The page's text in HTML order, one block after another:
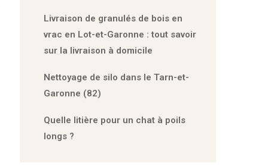
Livraison de granulés de bois en
vrac en Lot-et-Garonne : tout savoir
sur la livraison à domicile
Nettoyage de silo dans le Tarn-et-
Garonne (82)
Quelle litière pour un chat à poils
longs ?